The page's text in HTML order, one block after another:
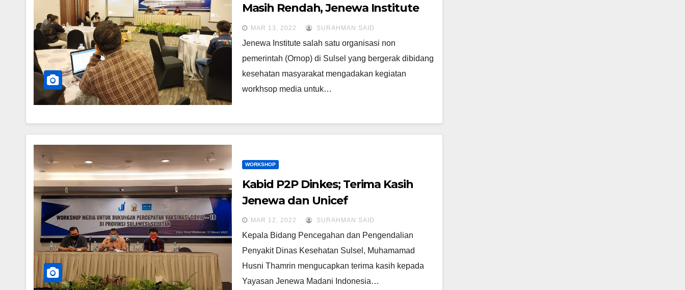
Masih Rendah, Jenewa Institute
Ajak Media Berperan
MAR 13, 2022 SURAHMAN SAID
Jenewa Institute salah satu organisasi non
pemerintah (Ornop) di Sulsel yang bergerak dibidang
kesehatan masyarakat mengadakan kegiatan
workhsop media untuk…
WORKSHOP
Kabid P2P Dinkes; Terima Kasih
Jenewa dan Unicef
MAR 12, 2022 SURAHMAN SAID
Kepala Bidang Pencegahan dan Pengendalian
Penyakit Dinas Kesehatan Sulsel, Muhamamad
Husni Thamrin mengucapkan terima kasih kepada
Yayasan Jenewa Madani Indonesia…